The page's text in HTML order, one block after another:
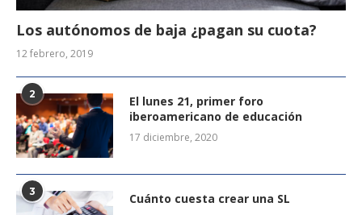
Los autónomos de baja ¿pagan su cuota?
12 febrero, 2019
2
El lunes 21, primer foro
iberoamericano de educación
17 diciembre, 2020
3 Cuánto cuesta crear una SL